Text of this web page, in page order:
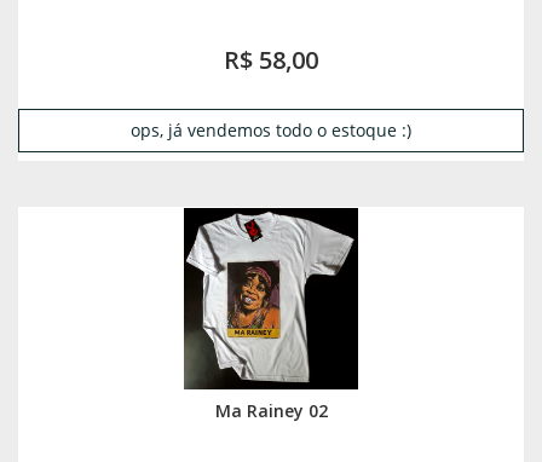
R$ 58,00
ops, já vendemos todo o estoque :)
Ma Rainey 02